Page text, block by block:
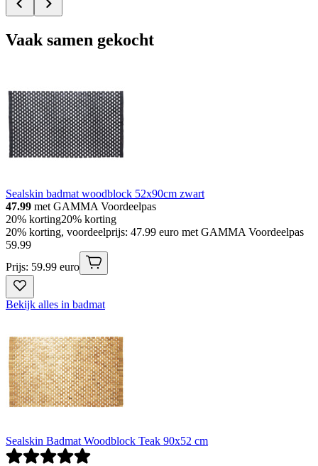
Vaak samen gekocht
Sealskin badmat woodblock 52x90cm zwart
47.99 met GAMMA Voordeelpas
20% korting20% korting
20% korting, voordeelprijs: 47.99 euro met GAMMA Voordeelpas
59.99
Prijs: 59.99 euro
Bekijk alles in badmat
Sealskin Badmat Woodblock Teak 90x52 cm